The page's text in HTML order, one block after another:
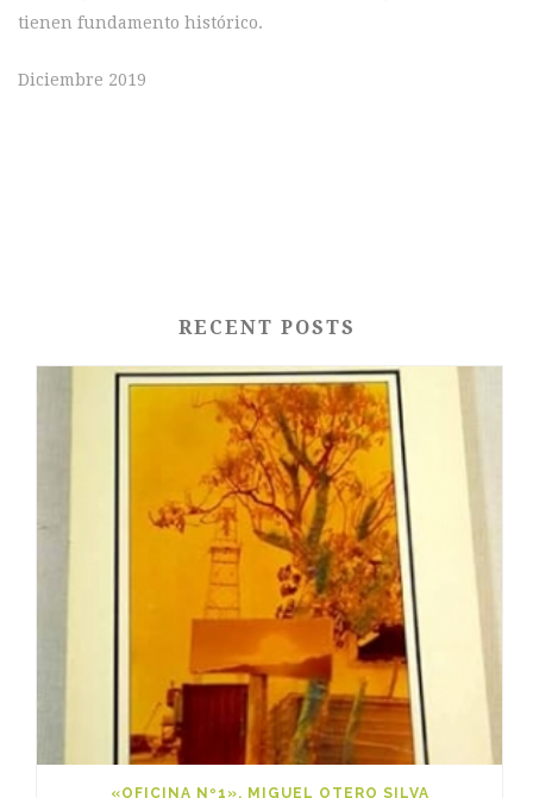
tienen fundamento histórico.
Diciembre 2019
RECENT POSTS
«OFICINA Nº1», MIGUEL OTERO SILVA